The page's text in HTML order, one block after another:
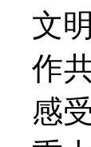
文
作
感